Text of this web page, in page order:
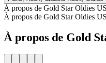
À propos de Gold Star Oldies
À propos de Gold Star Oldies
À propos de Gold